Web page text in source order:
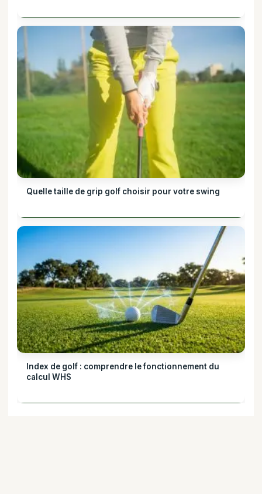
Quelle taille de grip golf choisir pour votre swing
Index de golf : comprendre le fonctionnement du
calcul WHS